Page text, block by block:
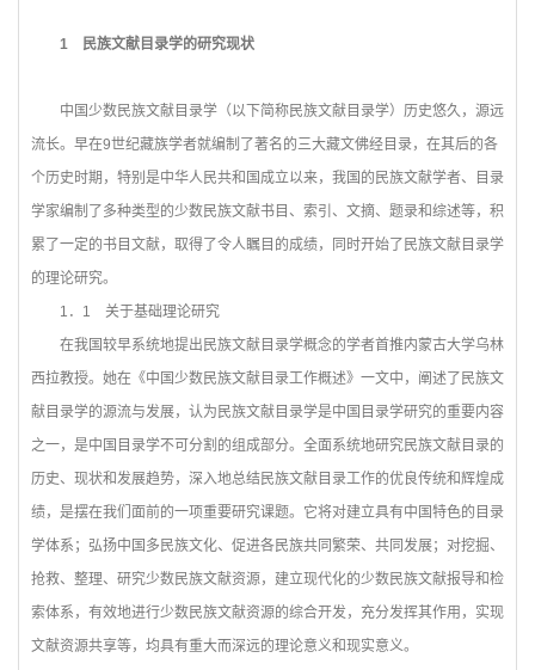
1 民族文献目录学的研究现状
中国少数民族文献目录学（以下简称民族文献目录学）历史悠久，源远
流长。早在9世纪藏族学者就编制了著名的三大藏文佛经目录，在其后的各
个历史时期，特别是中华人民共和国成立以来，我国的民族文献学者、目录
学家编制了多种类型的少数民族文献书目、索引、文摘、题录和综述等，积
累了一定的书目文献，取得了令人瞩目的成绩，同时开始了民族文献目录学
的理论研究。
1 ．1 关于基础理论研究
在我国较早系统地提出民族文献目录学概念的学者首推内蒙古大学乌林
西拉教授。她在《中国少数民族文献目录工作概述》一文中，阐述了民族文
献目录学的源流与发展，认为民族文献目录学是中国目录学研究的重要内容
之一，是中国目录学不可分割的组成部分。全面系统地研究民族文献目录的
历史、现状和发展趋势，深入地总结民族文献目录工作的优良传统和辉煌成
绩，是摆在我们面前的一项重要研究课题。它将对建立具有中国特色的目录
学体系；弘扬中国多民族文化、促进各民族共同繁荣、共同发展；对挖掘、
抢救、整理、研究少数民族文献资源，建立现代化的少数民族文献报导和检
索体系，有效地进行少数民族文献资源的综合开发，充分发挥其作用，实现
文献资源共享等，均具有重大而深远的理论意义和现实意义。